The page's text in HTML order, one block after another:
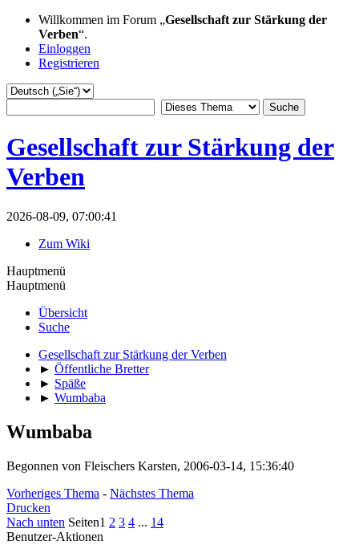
Willkommen im Forum „Gesellschaft zur Stärkung der
Verben“.
Einloggen
Registrieren
Gesellschaft zur Stärkung der
Verben
2026-08-09, 07:00:41
Zum Wiki
Hauptmenü
Hauptmenü
Übersicht
Suche
Gesellschaft zur Stärkung der Verben
► Öffentliche Bretter
► Späße
► Wumbaba
Wumbaba
Begonnen von Fleischers Karsten, 2006-03-14, 15:36:40
Vorheriges Thema - Nächstes Thema
Drucken
Nach unten Seiten1 2 3 4 ... 14
Benutzer-Aktionen